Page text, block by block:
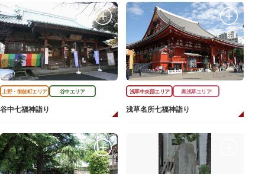
上野・御徒町エリア 谷中エリア
谷中七福神詣り
浅草中央部エリア 奥浅草エリア
浅草名所七福神詣り